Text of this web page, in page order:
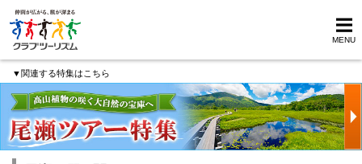
MENU
▼関連する特集はこちら